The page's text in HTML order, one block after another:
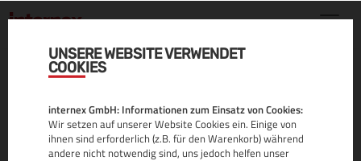
UNSERE WEBSITE VERWENDET
COOKIES
internex GmbH: Informationen zum Einsatz von Cookies:
Wir setzen auf unserer Website Cookies ein. Einige von
ihnen sind erforderlich (z.B. für den Warenkorb) während
andere nicht notwendig sind, uns jedoch helfen unser
.PHOTOS DOMAIN
ALLE INFOS